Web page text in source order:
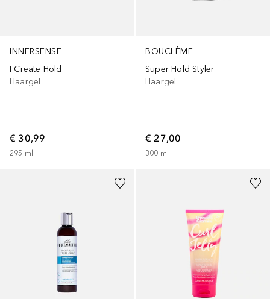
INNERSENSE
I Create Hold
Haargel
€ 30,99
295 ml
BOUCLÈME
Super Hold Styler
Haargel
€ 27,00
300 ml